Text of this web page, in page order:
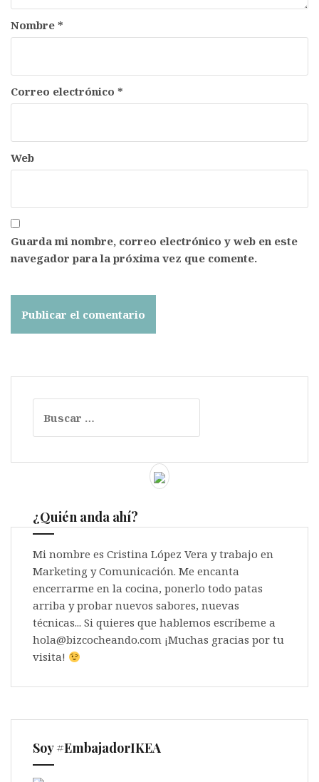
Nombre *
Correo electrónico *
Web
Guarda mi nombre, correo electrónico y web en este
navegador para la próxima vez que comente.
¿Quién anda ahí?
Mi nombre es Cristina López Vera y trabajo en
Marketing y Comunicación. Me encanta
encerrarme en la cocina, ponerlo todo patas
arriba y probar nuevos sabores, nuevas
técnicas... Si quieres que hablemos escríbeme a
hola@bizcocheando.com ¡Muchas gracias por tu
visita!
Soy #EmbajadorIKEA